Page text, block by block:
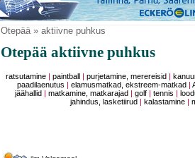
Otepää» aktiivne puhkus
Otepää aktiivne puhkus
ratsutamine| paintball purjetamine, merereisid
paadilaenutus
|elamusmatkad, ekstreem-matkad |
jäähallid
matkamine, matkarajad golf| tennis
jahindus, lasketiirud
kalastamine |